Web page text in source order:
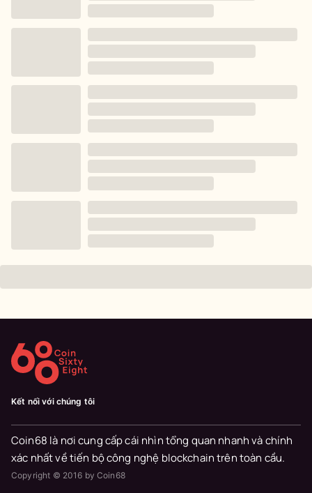
Kết nối với chúng tôi
Coin68 là nơi cung cấp cái nhìn tổng quan nhanh và chính
xác nhất về tiến bộ công nghệ blockchain trên toàn cầu.
Copyright © 2016 by Coin68